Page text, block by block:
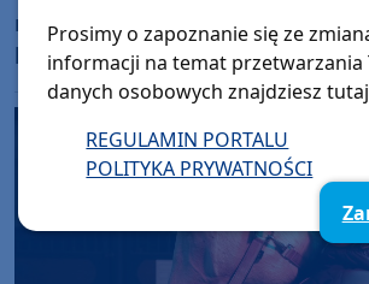
nim uciekła. Agresor
bytowskich policjantów
Prosimy o zapoznanie się ze
informacji na temat przetwarzania
danych osobowych znajdziesz
REGULAMIN PORTALU
POLITYKA PRYWATNOŚCI